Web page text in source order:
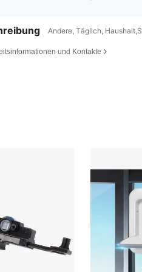
Andere, Täglich,
und Kontakte